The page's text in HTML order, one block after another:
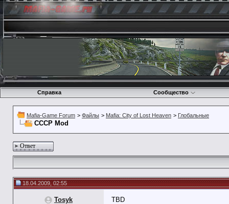
Справка Сообщество
Mafia-Game Forum > Файлы > Mafia: City of Lost Heaven > Глобальные
СССР Mod
Ответ
18.04.2009, 02:55
Tosyk
TBD